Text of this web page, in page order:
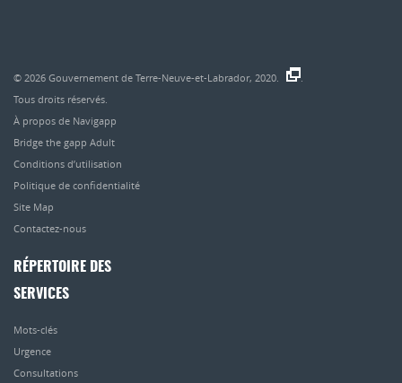
© 2026 Gouvernement de Terre-Neuve-et-Labrador, 2020.
Tous droits réservés.
À propos de Navigapp
Bridge the gapp Adult
Conditions d’utilisation
Politique de confidentialité
Site Map
Contactez-nous
RÉPERTOIRE DES
SERVICES
Mots-clés
Urgence
Consultations